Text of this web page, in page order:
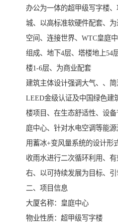
办公为一体的超甲级写字楼
城、以高标准软硬件配套、
空间、连接世界、WTC皇庭
组成、地下4层、塔楼地上54
楼1-6层、为商业配套
建筑主体设计强调大气、、
LEED金级认证及中国绿色建
楼项目、在生态舒适性、设
庭中心、针对水电空调等能
用蓄冰+变风量系统的设计形
收雨水进行二次循环利用、
右、以可持续发展为目标、引
二、项目信息
大厦名称：皇庭中心
物业性质：超甲级写字楼